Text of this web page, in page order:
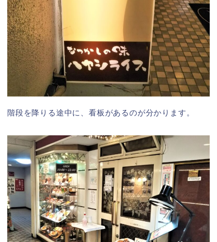
階段を降りる途中に、看板があるのが分かります。